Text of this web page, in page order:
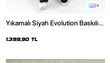
4
Yıkamalı Siyah Evolution Baskılı
Hoodie
1.399,90 TL